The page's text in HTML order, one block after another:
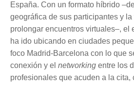
España. Con un formato híbrido
geográfica de sus participantes y
prolongar encuentros virtuales–, el
ha ido ubicando en ciudades
foco Madrid-Barcelona con lo que
conexión y el networking entre los
profesionales que acuden a la cita,